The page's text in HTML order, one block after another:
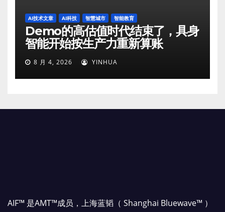
AI技术文章 AI科技 智慧城市 智能教育
Demo的高估值时代结束了，具身
智能开始按生产力重新算账
8 月 4, 2026 YINHUA
AIF™ 是AMT™成员，上海蓝韬（ Shanghai Bluewave™ ）